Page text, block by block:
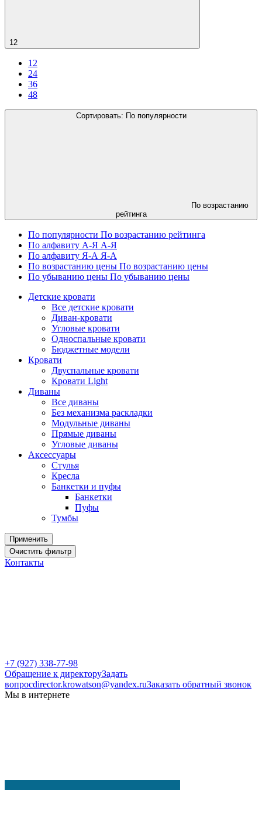
12
12
24
36
48
Сортировать: По популярности
По возрастанию
рейтинга
По популярности По возрастанию рейтинга
По алфавиту А-Я А-Я
По алфавиту Я-А Я-А
По возрастанию цены По возрастанию цены
По убыванию цены По убыванию цены
Детские кровати
Все детские кровати
Диван-кровати
Угловые кровати
Односпальные кровати
Бюджетные модели
Кровати
Двуспальные кровати
Кровати Light
Диваны
Все диваны
Без механизма раскладки
Модульные диваны
Прямые диваны
Угловые диваны
Аксессуары
Стулья
Кресла
Банкетки и пуфы
Банкетки
Пуфы
Тумбы
Контакты
+7 (927) 338-77-98
Обращение к директоруЗадать
вопросdirector.krowatson@yandex.ruЗаказать обратный звонок
Мы в интернете